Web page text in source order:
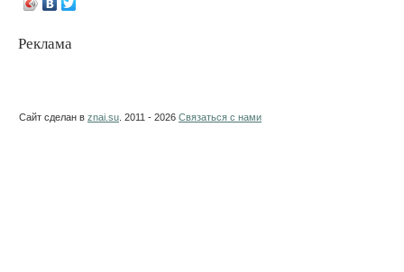
Реклама
Сайт сделан в znai.su . 2011 - 2026 Связаться с нами